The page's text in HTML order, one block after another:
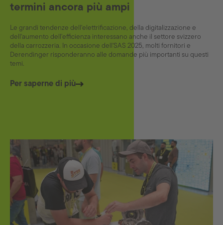
termini ancora più ampi
Le grandi tendenze dell'elettrificazione, della digitalizzazione e
dell'aumento dell'efficienza interessano anche il settore svizzero
della carrozzeria. In occasione dell'SAS 2025, molti fornitori e
Derendinger risponderanno alle domande più importanti su questi
temi.
Per saperne di più